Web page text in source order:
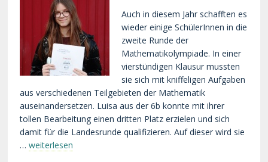
Auch in diesem Jahr schafften es
wieder einige SchülerInnen in die
zweite Runde der
Mathematikolympiade. In einer
vierstündigen Klausur mussten
sie sich mit kniffeligen Aufgaben
aus verschiedenen Teilgebieten der Mathematik
auseinandersetzen. Luisa aus der 6b konnte mit ihrer
tollen Bearbeitung einen dritten Platz erzielen und sich
damit für die Landesrunde qualifizieren. Auf dieser wird sie
…weiterlesen